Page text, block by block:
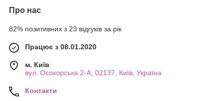
Про нас
82% позитивних з 23 відгуків за рік
Працює з 08.01.2020
м. Київ
вул. Осокорська 2-А, 02137, Київ, Україна
Контакти